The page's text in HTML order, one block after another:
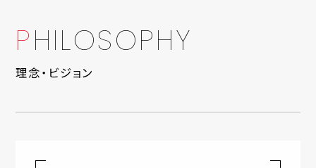
PHILOSOPHY
理念・ビジョン